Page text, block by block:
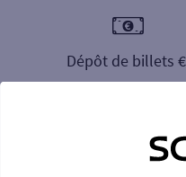
Dépôt de billets €